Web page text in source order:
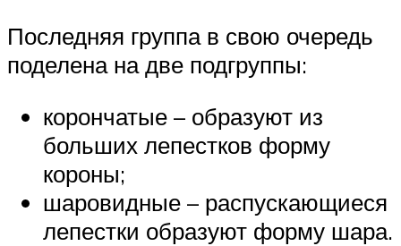
Последняя группа в свою очередь
поделена на две подгруппы:
корончатые – образуют из
больших лепестков форму
короны;
шаровидные – распускающиеся
лепестки образуют форму шара.